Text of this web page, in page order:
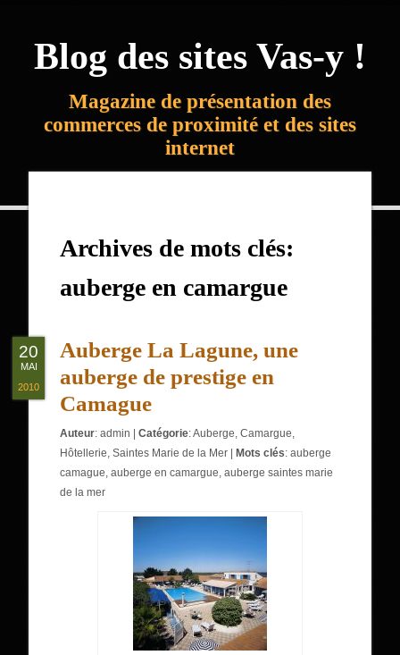
Blog des sites Vas-y !
Magazine de présentation des
commerces de proximité et des sites
internet
Archives de mots clés:
auberge en camargue
Auberge La Lagune, une
auberge de prestige en
Camague
Auteur:admin |Catégorie:Auberge,Camargue,
Hôtellerie,Saintes Marie de la Mer Mots clés:auberge
camague,auberge en camargue,auberge saintes marie
de la mer
20
MAI
2010